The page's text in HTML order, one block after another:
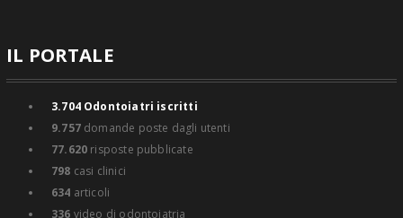
IL PORTALE
3.704Odontoiatri iscritti
9.757domande poste dagli utenti
77.620 risposte pubblicate
798 casi clinici
634 articoli
336 video di odontoiatria